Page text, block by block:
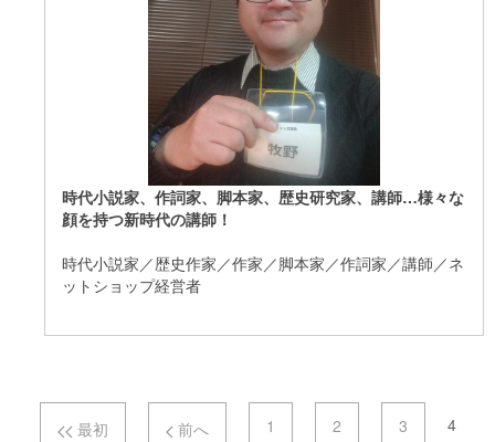
時代小説家、作詞家、脚本家、歴史研究家、講師…様々な
顔を持つ新時代の講師！
時代小説家／歴史作家／作家／脚本家／作詞家／講師／ネ
ットショップ経営者
ページナビゲーション
最初 前へ 1 2 3 4